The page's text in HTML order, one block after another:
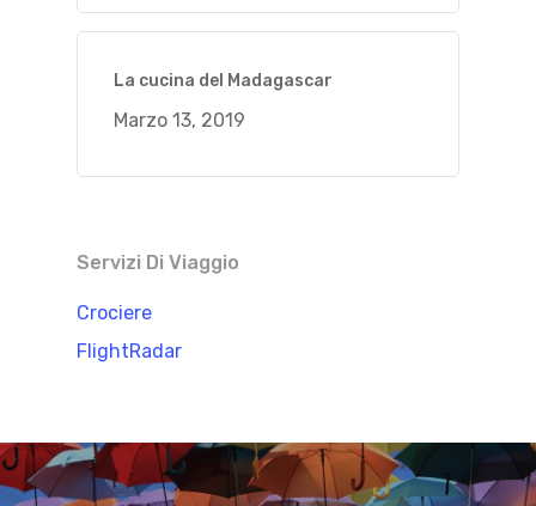
La cucina del Madagascar
Marzo 13, 2019
Servizi Di Viaggio
Crociere
FlightRadar